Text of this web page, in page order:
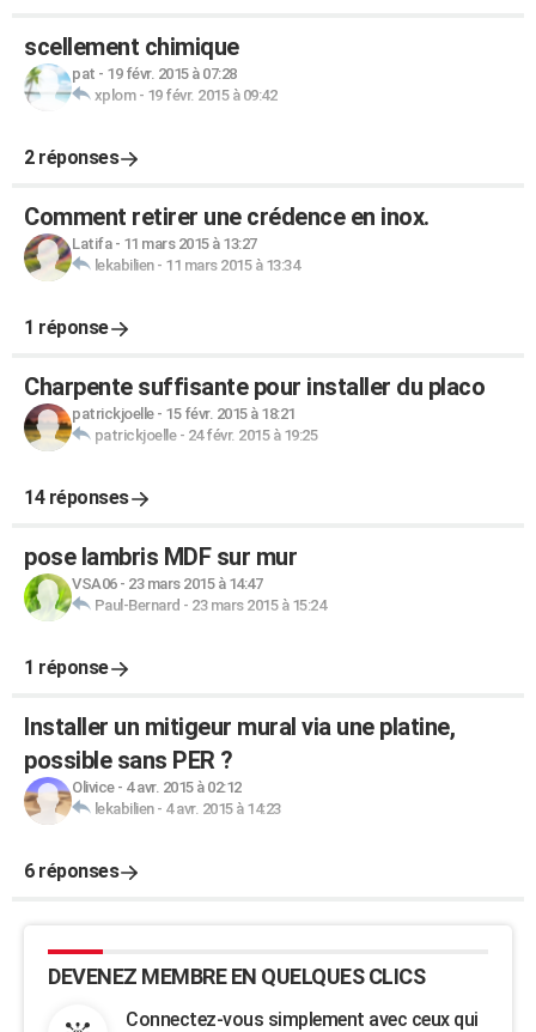
scellement chimique
pat - 19 févr. 2015 à 07:28
xplom- 19 févr. 2015 à 09:42
2 réponses
Comment retirer une crédence en inox.
Latifa- 11 mars 2015 à 13:27
lekabilien- 11 mars 2015 à 13:34
1 réponse
Charpente suffisante pour installer du placo
patrickjoelle- 15 févr. 2015 à 18:21
patrickjoelle- 24 févr. 2015 à 19:25
14 réponses
pose lambris MDF sur mur
VSA06- 23 mars 2015 à 14:47
Paul-Bernard - 23 mars 2015 à 15:24
1 réponse
Installer un mitigeur mural via une platine,
possible sans PER ?
Olivice- 4 avr. 2015 à 02:12
lekabilien- 4 avr. 2015 à 14:23
6 réponses
DEVENEZ MEMBRE EN QUELQUES CLICS
Connectez-vous simplement avec ceux qui